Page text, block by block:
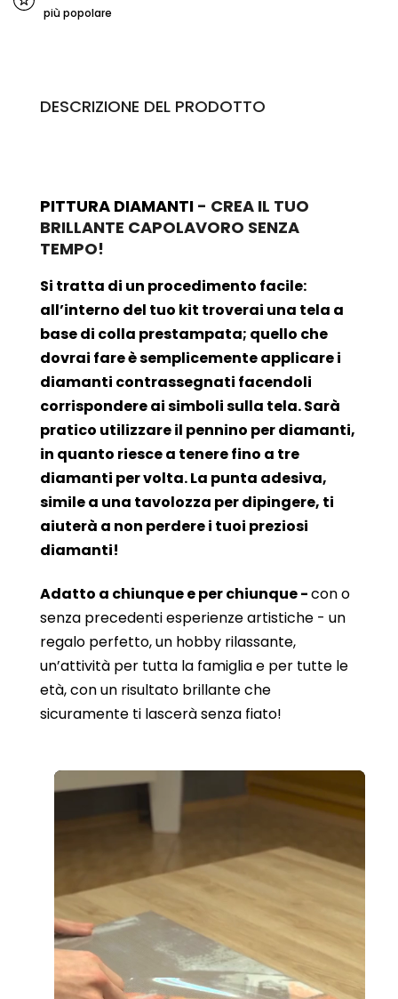
più popolare
DESCRIZIONE DEL PRODOTTO
PITTURA DIAMANTI - CREA IL TUO
BRILLANTE CAPOLAVORO SENZA
TEMPO!
Si tratta di un procedimento facile:
all’interno del tuo kit troverai una tela a
base di colla prestampata; quello che
dovrai fare è semplicemente applicare i
diamanti contrassegnati facendoli
corrispondere ai simboli sulla tela. Sarà
pratico utilizzare il pennino per diamanti,
in quanto riesce a tenere fino a tre
diamanti per volta. La punta adesiva,
simile a una tavolozza per dipingere, ti
aiuterà a non perdere i tuoi preziosi
diamanti!
Adatto a chiunque e per chiunque -con o
senza precedenti esperienze artistiche - un
regalo perfetto, un hobby rilassante,
un’attività per tutta la famiglia e per tutte le
età, con un risultato brillante che
sicuramente ti lascerà senza fiato!